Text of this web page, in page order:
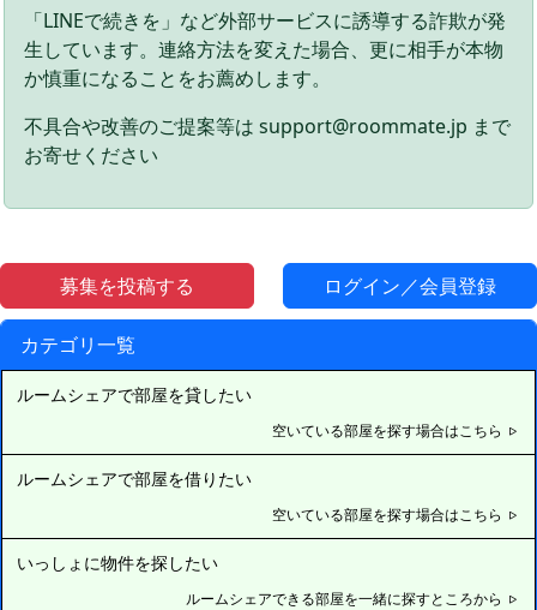
募集を投稿する ログイン／会員登録
カテゴリ一覧
ルームシェアで部屋を貸したい
空いている部屋を探す場合はこちら
ルームシェアで部屋を借りたい
空いている部屋を探す場合はこちら
いっしょに物件を探したい
ルームシェアできる部屋を一緒に探すところから
「LINEで続きを」など外部サービスに誘導する詐欺が発
生しています。連絡方法を変えた場合、更に相手が本物
か慎重になることをお薦めします。
不具合や改善のご提案等は support@roommate.jp まで
お寄せください